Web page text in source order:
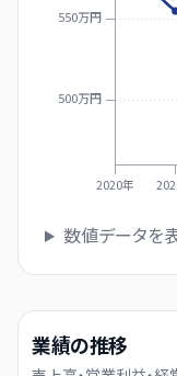
500万円
550万円
2020年
数値データを
業績の推移